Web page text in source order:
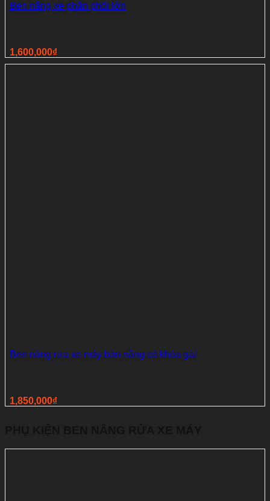
Ben nâng xe phân phối lớn
1,600,000₫
Ben nâng rửa xe máy bàn nâng có khóa gài
1,850,000₫